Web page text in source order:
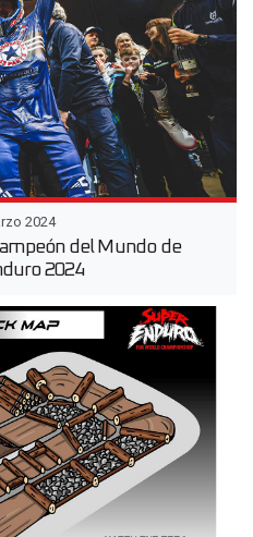
2024
del Mundo de
2024